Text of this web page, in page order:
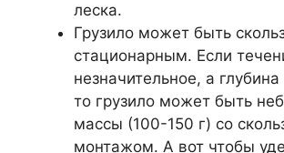
леска.
Грузило может быть
стационарным. Если
незначительное, а
то грузило может быть
массы (100-150 г) со
монтажом. А вот чтобы